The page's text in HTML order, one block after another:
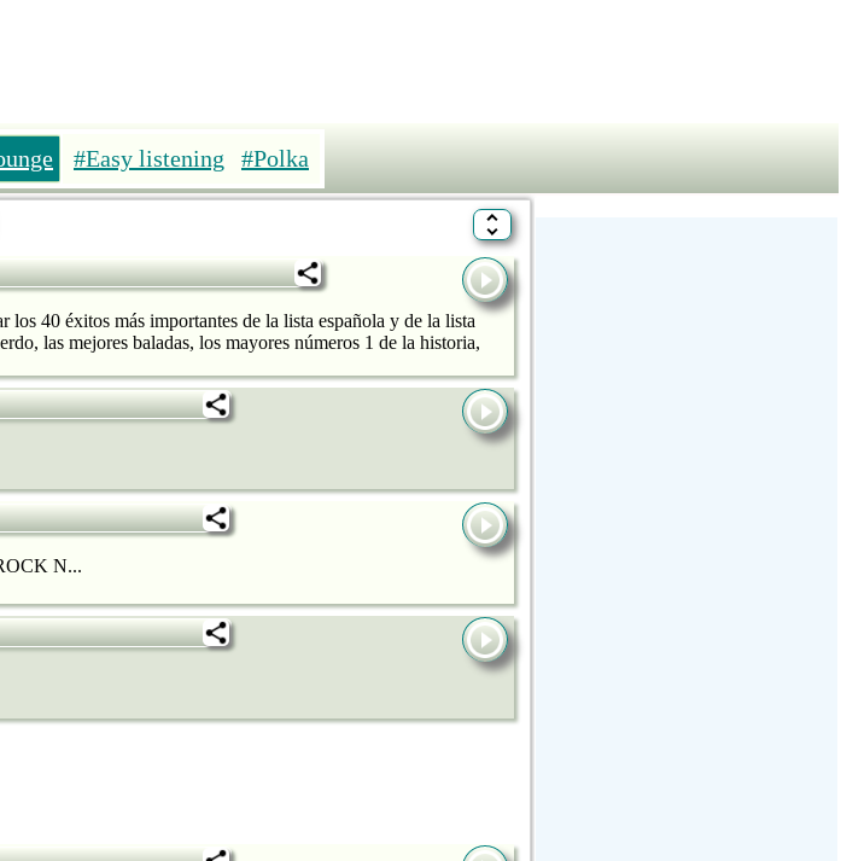
#Easy listening #Polka
40 éxitos más importantes de la lista española y de la lista
las mejores baladas, los mayores números 1 de la historia,
N...